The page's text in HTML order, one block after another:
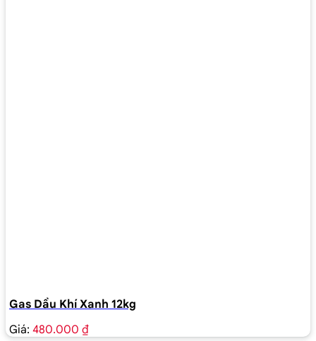
Gas Dầu Khí Xanh 12kg
Giá: 480.000 ₫